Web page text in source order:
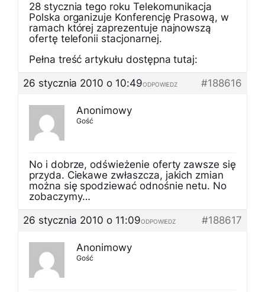
28 stycznia tego roku Telekomunikacja
Polska organizuje Konferencję Prasową, w
ramach której zaprezentuje najnowszą
ofertę telefonii stacjonarnej.
Pełna treść artykułu dostępna tutaj:
26 stycznia 2010 o 10:49
#188616
ODPOWIEDZ
Anonimowy
Gość
No i dobrze, odświeżenie oferty zawsze się
przyda. Ciekawe zwłaszcza, jakich zmian
można się spodziewać odnośnie netu. No
zobaczymy…
26 stycznia 2010 o 11:09
#188617
ODPOWIEDZ
Anonimowy
Gość